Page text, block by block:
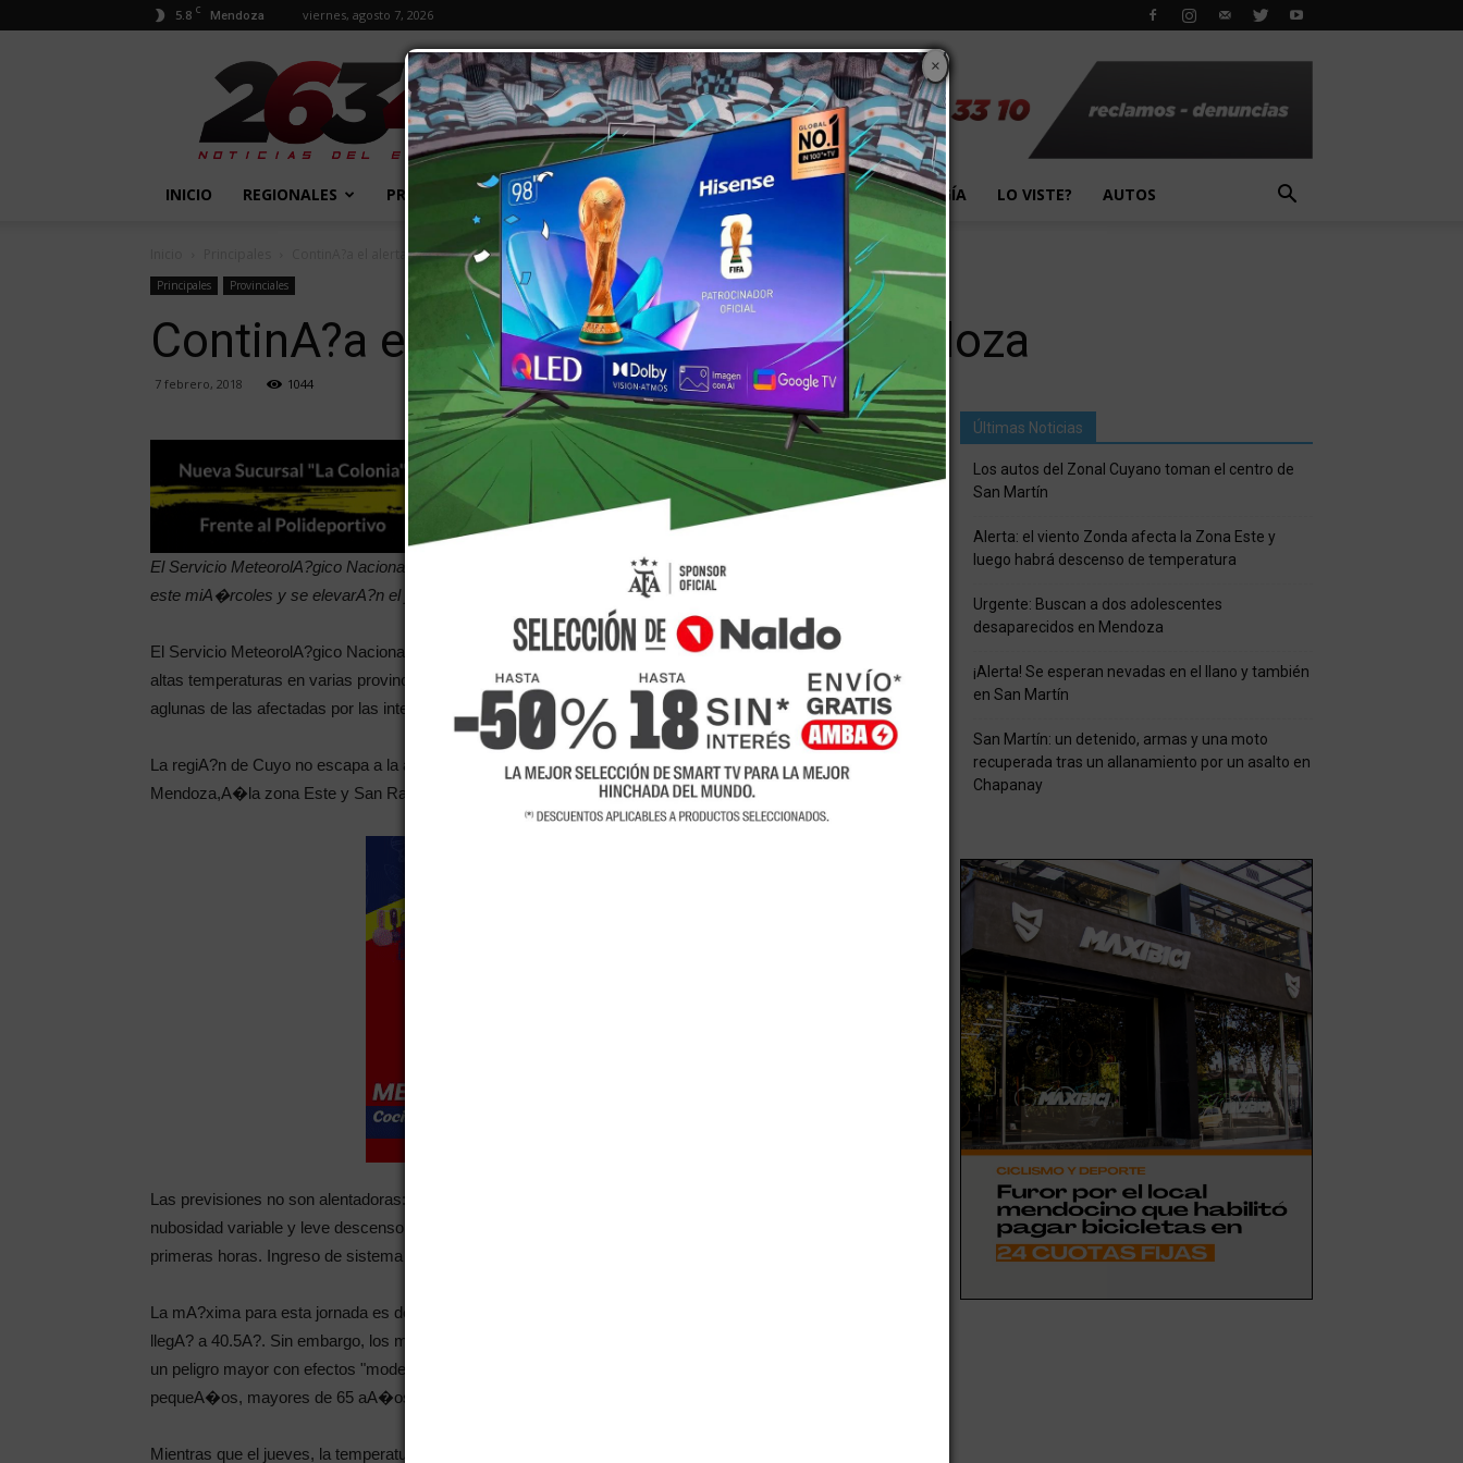
5.8 C Mendoza viernes, agosto 7, 2026
2634
Diario
INICIO REGIONALES PROVINCIALES EXTRA! MUNDO PAÍS EVENTOS TECNOLOGÍA LO VISTE? AUTOS
ContinA?a el alerta naranja para Mendoza
Principales Provinciales
ContinA?a el alerta naranja para Mendoza
7 febrero, 2018 1044
El Servicio MeteorolA?gico Nacional indicA? que las altas temperaturas continuarA?n durante la jornada de
este miA�rcoles y se elevarA?n el jueves.A�
El Servicio MeteorolA?gico Nacional (SMN) elevA? a "naranja" el nivel de alerta por la ola de calor y las
altas temperaturas en varias provincias argentinas. Buenos, Aires, La Pampa, Santa Fe, CA?rdoba son
aglunas de las afectadas por las intensas temperaturas.
La regiA?n de Cuyo no escapa a la advertencia y, enA�la provincia,A�el alerta naranja es para el Gran
Mendoza,A�la zona Este y San Rafael.
Las previsiones no son alentadoras: el pronA?stico para este miA�rcoles indica que estarA? caluroso con
nubosidad variable y leve descenso de la temperatura, vientos moderados del sudeste. Inestable en las
primeras horas. Ingreso de sistema frontal.
La mA?xima para esta jornada es de 34A?C, unos cuantos grados menos que el insoportable martes que
llegA? a 40.5A?. Sin embargo, los mA�dicos aconsejan cuidarse igual ya que este nivel de alerta implica
un peligro mayor con efectos "moderados a altos" sobre la salud, principalmente en bebA�s, niA�os
pequeA�os, mayores de 65 aA�os y enfermos crA?nicos.
Mientras que el jueves, la temperatura ascenderA? a 37A?C y se esperan tormentas hacia la
×
Últimas Noticias
Los autos del Zonal Cuyano toman el centro de
San Martín
Alerta: el viento Zonda afecta la Zona Este y
luego habrá descenso de temperatura
Urgente: Buscan a dos adolescentes
desaparecidos en Mendoza
¡Alerta! Se esperan nevadas en el llano y también
en San Martín
San Martín: un detenido, armas y una moto
recuperada tras un allanamiento por un asalto en
Chapanay